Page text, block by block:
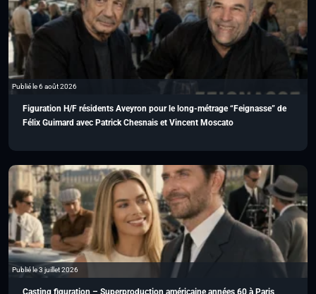
Publié le 6 août 2026
Figuration H/F résidents Aveyron pour le long-métrage “Feignasse” de
Félix Guimard avec Patrick Chesnais et Vincent Moscato
Publié le 3 juillet 2026
Casting figuration – Superproduction américaine années 60 à Paris